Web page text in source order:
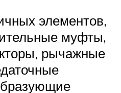
элементов,
муфты,
рычажные